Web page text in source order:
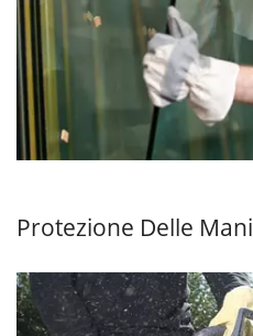
Protezione Delle Mani